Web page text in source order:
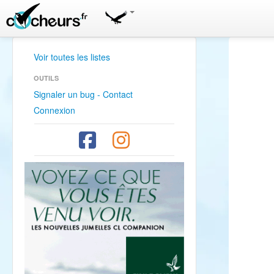
Voir toutes les listes
OUTILS
Signaler un bug - Contact
Connexion